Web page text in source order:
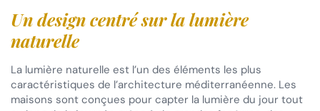
Un design centré sur la lumière
naturelle
La lumière naturelle est l’un des éléments les plus
caractéristiques de l’architecture méditerranéenne. Les
maisons sont conçues pour capter la lumière du jour tout